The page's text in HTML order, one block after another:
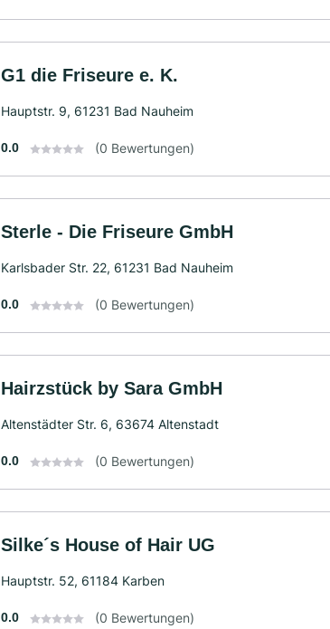
G1 die Friseure e. K.
Hauptstr. 9, 61231 Bad Nauheim
0.0 (0 Bewertungen)
Sterle - Die Friseure GmbH
Karlsbader Str. 22, 61231 Bad Nauheim
0.0 (0 Bewertungen)
Hairzstück by Sara GmbH
Altenstädter Str. 6, 63674 Altenstadt
0.0 (0 Bewertungen)
Silke´s House of Hair UG
Hauptstr. 52, 61184 Karben
0.0 (0 Bewertungen)